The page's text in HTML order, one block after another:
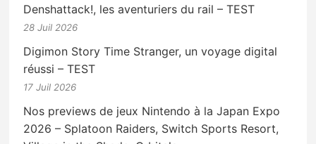
Denshattack!, les aventuriers du rail – TEST
28 Juil 2026
Digimon Story Time Stranger, un voyage digital
réussi – TEST
17 Juil 2026
Nos previews de jeux Nintendo à la Japan Expo
2026 – Splatoon Raiders, Switch Sports Resort,